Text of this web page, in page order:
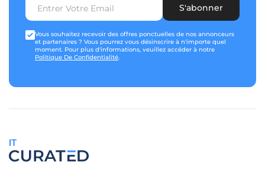
S'abonner
Vous souhaitez recevoir des offres ponctuelles de nos annonceurs
et partenaires ? Vous pourrez vous désinscrire à n'importe quel
moment. Pour plus d'informations, veuillez accéder à notre
Politique De Confidentialité.
IT